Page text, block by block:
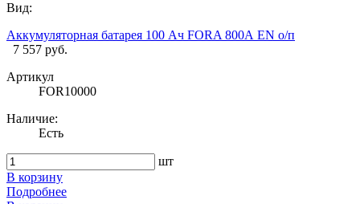
Вид:
Аккумуляторная батарея 100 Ач FORA 800А EN о/п
7 557 руб.
Артикул
FOR10000
Наличие:
Есть
шт
В корзину
Подробнее